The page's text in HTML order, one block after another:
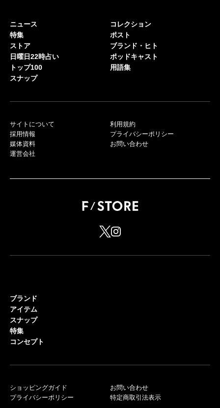
ニュース
特集
ストア
日曜日22時占い
トップ100
スナップ
コレクション
ポスト
ブランド・ヒト
ポッドキャスト
用語集
サイトについて
採用情報
媒体資料
運営会社
利用規約
プライバシーポリシー
お問い合わせ
ブランド
アイテム
スナップ
特集
コンセプト
ショッピングガイド
プライバシーポリシー
お問い合わせ
特定商取引法表示